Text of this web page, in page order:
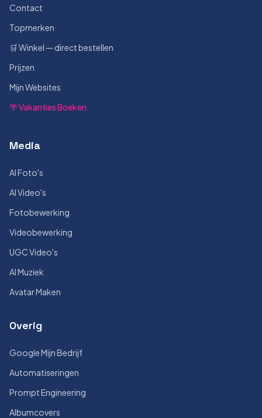
Contact
Topmerken
🛒 Winkel — direct bestellen
Prijzen
Mijn Websites
🌴 Vakanties Boeken
Media
AI Foto's
AI Video's
Fotobewerking
Videobewerking
UGC Video's
AI Muziek
Avatar Maken
Overig
Google Mijn Bedrijf
Automatiseringen
Prompt Engineering
Albumcovers